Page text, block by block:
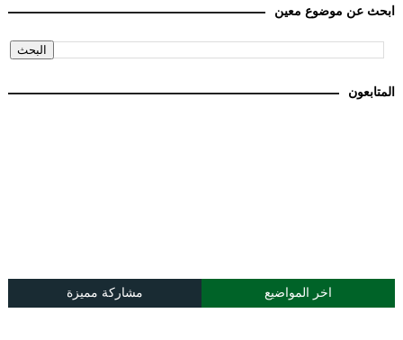
ابحث عن موضوع معين
المتابعون
اخر المواضيع مشاركة مميزة